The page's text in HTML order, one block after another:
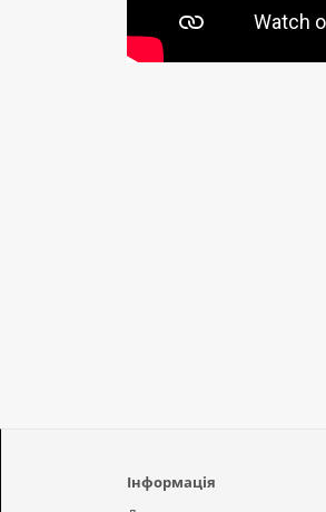
Інформація